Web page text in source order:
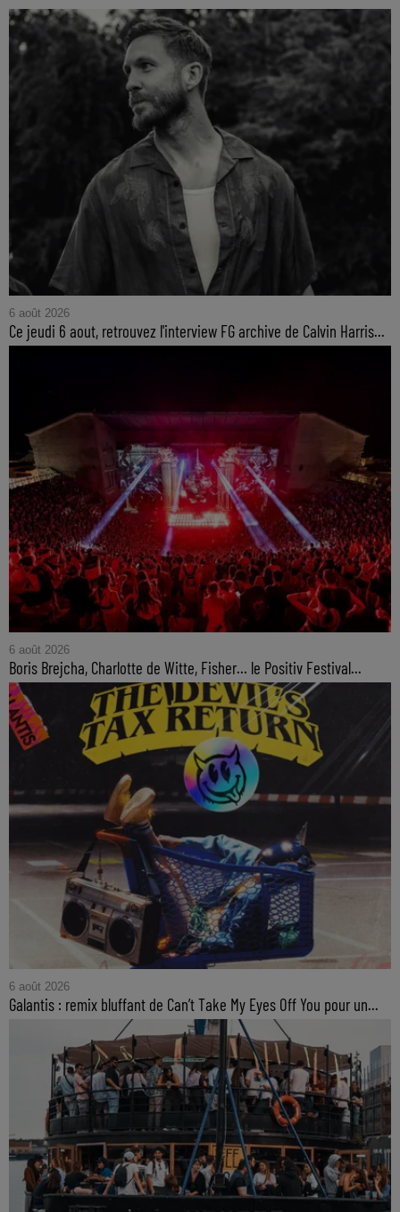
6 août 2026
Ce jeudi 6 aout, retrouvez l'interview FG archive de Calvin Harris...
6 août 2026
Boris Brejcha, Charlotte de Witte, Fisher… le Positiv Festival...
6 août 2026
Galantis : remix bluffant de Can’t Take My Eyes Off You pour un...